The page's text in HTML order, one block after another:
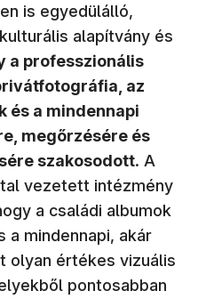
is egyedülálló,
alapítvány és
a professzionális
az
és a mindennapi
megőrzésére és
szakosodott. A
vezetett intézmény
a családi albumok
mindennapi, akár
olyan értékes vizuális
pontosabban